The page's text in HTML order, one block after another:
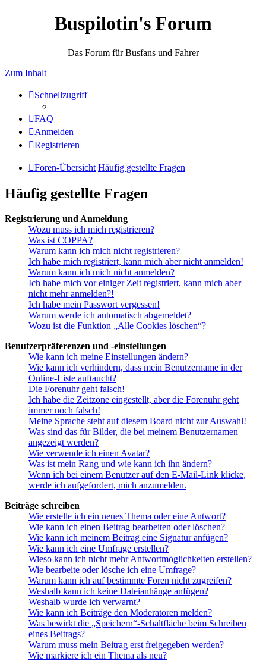
Buspilotin's Forum
Das Forum für Busfans und Fahrer
Zum Inhalt
Schnellzugriff
FAQ
Anmelden
Registrieren
Foren-Übersicht Häufig gestellte Fragen
Häufig gestellte Fragen
Registrierung und Anmeldung
Wozu muss ich mich registrieren?
Was ist COPPA?
Warum kann ich mich nicht registrieren?
Ich habe mich registriert, kann mich aber nicht anmelden!
Warum kann ich mich nicht anmelden?
Ich habe mich vor einiger Zeit registriert, kann mich aber
nicht mehr anmelden?!
Ich habe mein Passwort vergessen!
Warum werde ich automatisch abgemeldet?
Wozu ist die Funktion „Alle Cookies löschen“?
Benutzerpräferenzen und -einstellungen
Wie kann ich meine Einstellungen ändern?
Wie kann ich verhindern, dass mein Benutzername in der
Online-Liste auftaucht?
Die Forenuhr geht falsch!
Ich habe die Zeitzone eingestellt, aber die Forenuhr geht
immer noch falsch!
Meine Sprache steht auf diesem Board nicht zur Auswahl!
Was sind das für Bilder, die bei meinem Benutzernamen
angezeigt werden?
Wie verwende ich einen Avatar?
Was ist mein Rang und wie kann ich ihn ändern?
Wenn ich bei einem Benutzer auf den E-Mail-Link klicke,
werde ich aufgefordert, mich anzumelden.
Beiträge schreiben
Wie erstelle ich ein neues Thema oder eine Antwort?
Wie kann ich einen Beitrag bearbeiten oder löschen?
Wie kann ich meinem Beitrag eine Signatur anfügen?
Wie kann ich eine Umfrage erstellen?
Wieso kann ich nicht mehr Antwortmöglichkeiten erstellen?
Wie bearbeite oder lösche ich eine Umfrage?
Warum kann ich auf bestimmte Foren nicht zugreifen?
Weshalb kann ich keine Dateianhänge anfügen?
Weshalb wurde ich verwarnt?
Wie kann ich Beiträge den Moderatoren melden?
Was bewirkt die „Speichern“-Schaltfläche beim Schreiben
eines Beitrags?
Warum muss mein Beitrag erst freigegeben werden?
Wie markiere ich ein Thema als neu?